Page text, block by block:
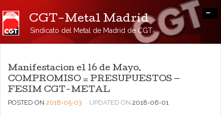
CGT-Metal Madrid
Sindicato del Metal de Madrid de CGT
-
Manifestacion el 16 de Mayo.
COMPROMISO = PRESUPUESTOS —
FESIM CGT-METAL
POSTED ON 2018-05-03 UPDATED ON 2018-06-01